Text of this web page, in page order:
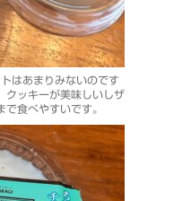
はあまりみないのです
クッキーが美味しいしザ
食べやすいです。